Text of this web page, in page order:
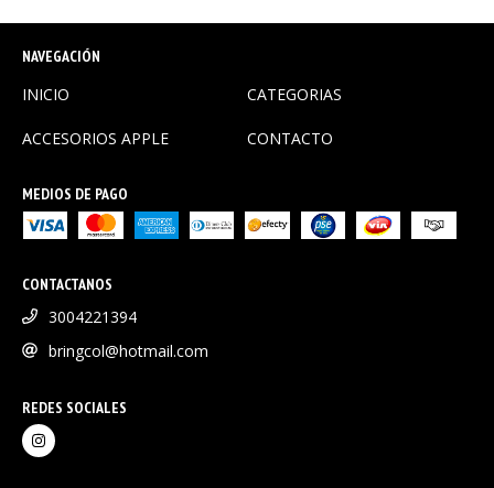
NAVEGACIÓN
INICIO CATEGORIAS
ACCESORIOS APPLE CONTACTO
MEDIOS DE PAGO
CONTACTANOS
3004221394
bringcol@hotmail.com
REDES SOCIALES